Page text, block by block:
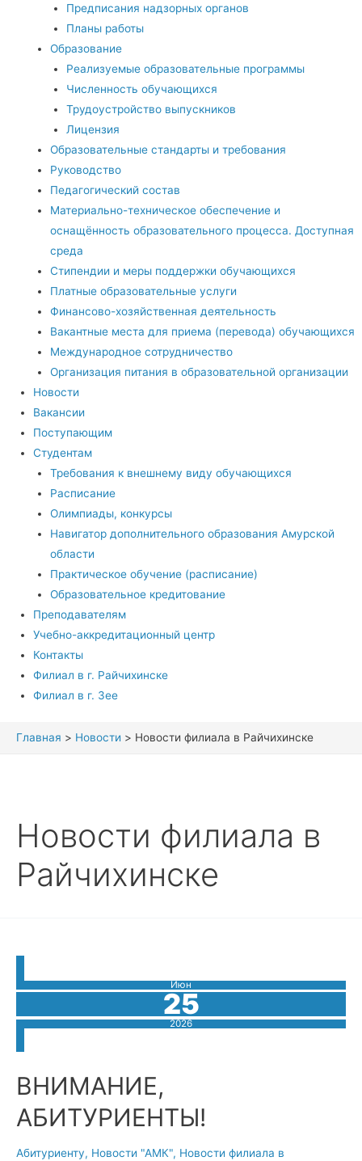
Предписания надзорных органов
Планы работы
Образование
Реализуемые образовательные программы
Численность обучающихся
Трудоустройство выпускников
Лицензия
Образовательные стандарты и требования
Руководство
Педагогический состав
Материально-техническое обеспечение и
оснащённость образовательного процесса. Доступная
среда
Стипендии и меры поддержки обучающихся
Платные образовательные услуги
Финансово-хозяйственная деятельность
Вакантные места для приема (перевода) обучающихся
Международное сотрудничество
Организация питания в образовательной организации
Новости
Вакансии
Поступающим
Студентам
Требования к внешнему виду обучающихся
Расписание
Олимпиады, конкурсы
Навигатор дополнительного образования Амурской
области
Практическое обучение (расписание)
Образовательное кредитование
Преподавателям
Учебно-аккредитационный центр
Контакты
Филиал в г. Райчихинске
Филиал в г. Зее
Главная Новости Новости филиала в Райчихинске
Новости филиала в
Райчихинске
Июн
25
2026
ВНИМАНИЕ,
АБИТУРИЕНТЫ!
Абитуриенту, Новости "АМК", Новости филиала в